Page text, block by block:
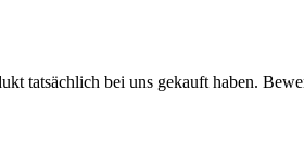
tatsächlich bei uns gekauft haben.